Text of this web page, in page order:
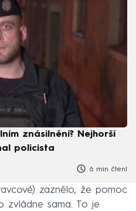
znásilnění? Nejhorší
policista
6 min čtení
zaznělo, že pomoc
zvládne sama. To je